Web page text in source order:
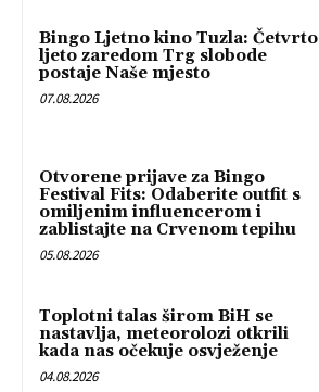
Bingo Ljetno kino Tuzla: Četvrto
ljeto zaredom Trg slobode
postaje Naše mjesto
07.08.2026
Otvorene prijave za Bingo
Festival Fits: Odaberite outfit s
omiljenim influencerom i
zablistajte na Crvenom tepihu
05.08.2026
Toplotni talas širom BiH se
nastavlja, meteorolozi otkrili
kada nas očekuje osvježenje
04.08.2026